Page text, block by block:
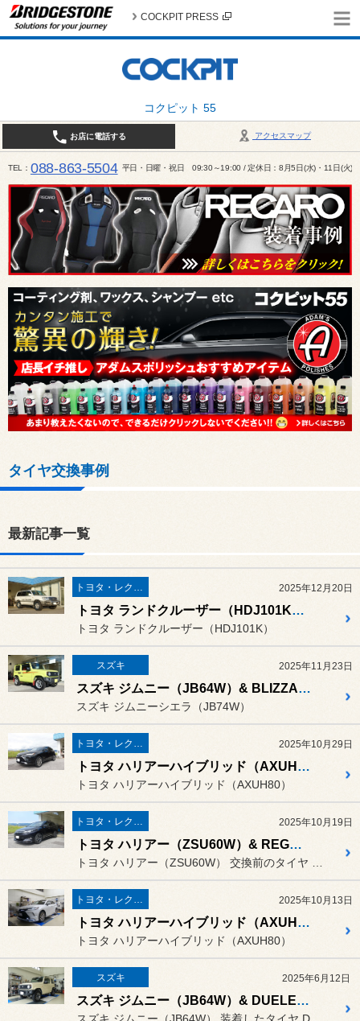
コクピット 55
COCKPIT PRESS
アクセスマップ
お店に電話する
TEL 088-863-5504 平日・日曜・祝日 09:30～19:00 / 定休日：8月5日(水)・11日(火)
タイヤ交換事例
最新記事一覧
2025年12月20日
トヨタ ランドクルーザー（HDJ101K）& DUELER ALL-TERRAIN A/T002（デューラー オールテレーン エーティー ゼロゼロツー）
トヨタ ランドクルーザー（HDJ101K）
スズキ 2025年11月23日
スズキ ジムニー（JB64W）& BLIZZAK DM-V3（ブリザック ディーエム ブイスリー）
スズキ ジムニーシエラ（JB74W）
2025年10月29日
トヨタ ハリアーハイブリッド（AXUH80）& ALENZA LX100（アレンザ エルエックス ヒャク）
トヨタ ハリアーハイブリッド（AXUH80）
2025年10月19日
トヨタ ハリアー（ZSU60W）& REGNO GR-XⅢ TYPE RV（レグノ ジーアール クロススリー タイプ アールブイ）
2025年10月13日
トヨタ ハリアーハイブリッド（AXUH80）& ALENZA LX100（アレンザ エルエックス ヒャク）
トヨタ ハリアーハイブリッド（AXUH80）
スズキ 2025年6月12日
スズキ ジムニー（JB64W）& DUELER ALL-TERRAIN A/T002（デューラー オールテレーン エーティー ゼロゼロツー）